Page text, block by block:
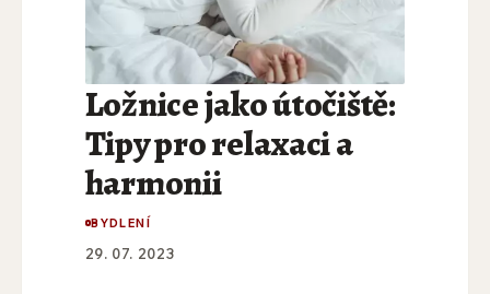
Ložnice jako útočiště:
Tipy pro relaxaci a
harmonii
BYDLENÍ
29. 07. 2023